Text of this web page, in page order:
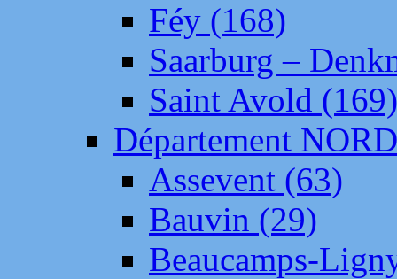
Féy (168)
Saarburg –
Saint Avold (169)
Département NORD
Assevent (63)
Bauvin (29)
Beaucamps-